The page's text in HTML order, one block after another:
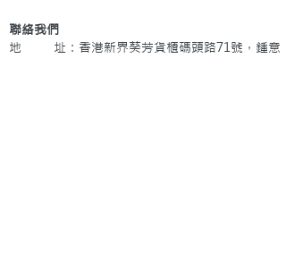
聯絡我們
地 址：香港新界葵芳貨櫃碼頭路71號，鍾意